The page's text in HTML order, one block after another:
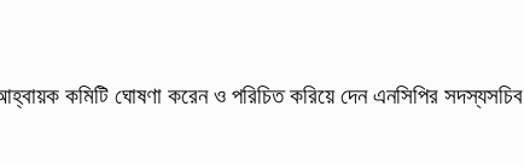
কমিটি ঘোষণা করেন ও পরিচিত করিয়ে দেন এনসিপির সদস্যসচিব